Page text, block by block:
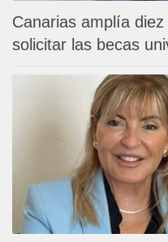
Canarias amplía
solicitar las becas